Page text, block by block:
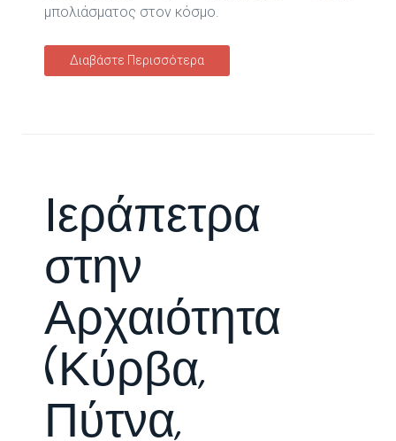
μπολιάσματος στον κόσμο.
Διαβάστε Περισσότερα
Ιεράπετρα
στην
Αρχαιότητα
(Κύρβα,
Πύτνα,